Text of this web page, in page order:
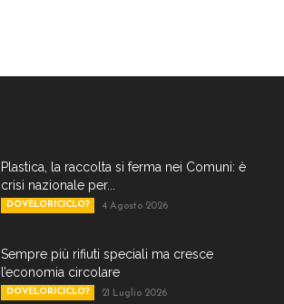
Plastica, la raccolta si ferma nei Comuni: è
crisi nazionale per...
DOVELORICICLO? 4 Agosto 2026
Sempre più rifiuti speciali ma cresce
l’economia circolare
DOVELORICICLO? 21 Luglio 2026